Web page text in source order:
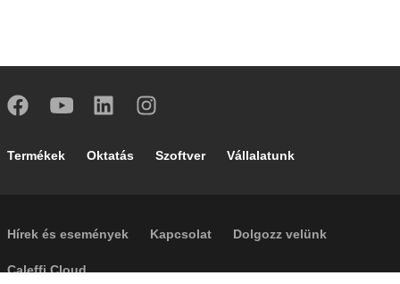
Footer main navigation
Termékek Oktatás Szoftver Vállalatunk
Footer secondary navigation
Hírek és események Kapcsolat Dolgozz velünk
Caleffi Cloud